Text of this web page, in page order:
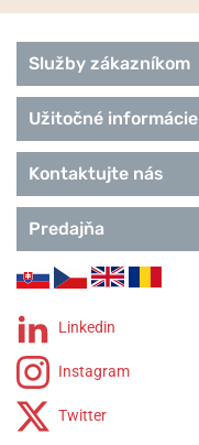
Služby zákazníkom
Užitočné informácie
Kontaktujte nás
Predajňa
Linkedin
Instagram
Twitter